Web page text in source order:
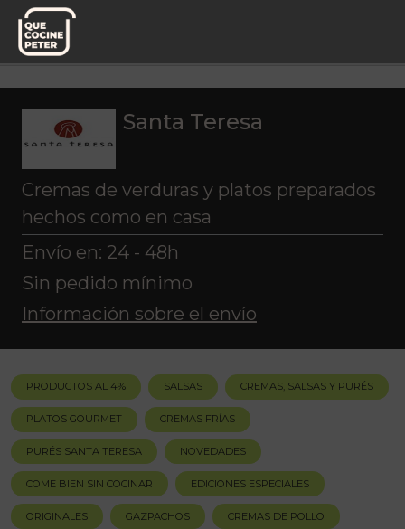
Pedido semanal
Santa Teresa
Cremas de verduras y platos preparados
hechos como en casa
Envío en: 24 - 48h
Sin pedido mínimo
Información sobre el envío
PRODUCTOS AL 4% SALSAS CREMAS, SALSAS Y PURÉS
PLATOS GOURMET CREMAS FRÍAS
PURÉS SANTA TERESA NOVEDADES
COME BIEN SIN COCINAR EDICIONES ESPECIALES
ORIGINALES GAZPACHOS CREMAS DE POLLO